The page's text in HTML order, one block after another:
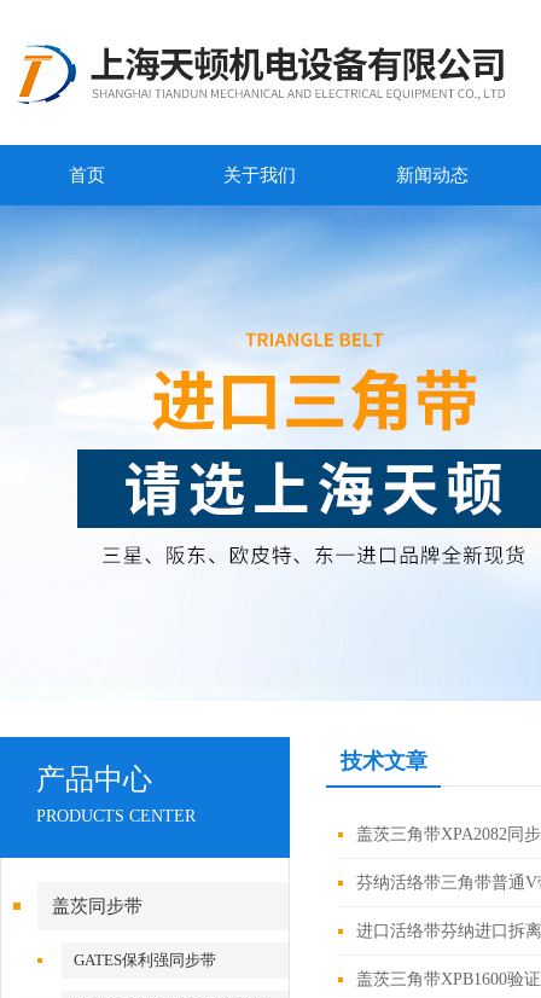
首页 关于我们 新闻动态
产品中心
PRODUCTS CENTER
盖茨同步带
GATES保利强同步带
技术文章
盖茨三角带XPA2082同
芬纳活络带三角带普通
进口活络带芬纳进口拆
盖茨三角带XPB1600验